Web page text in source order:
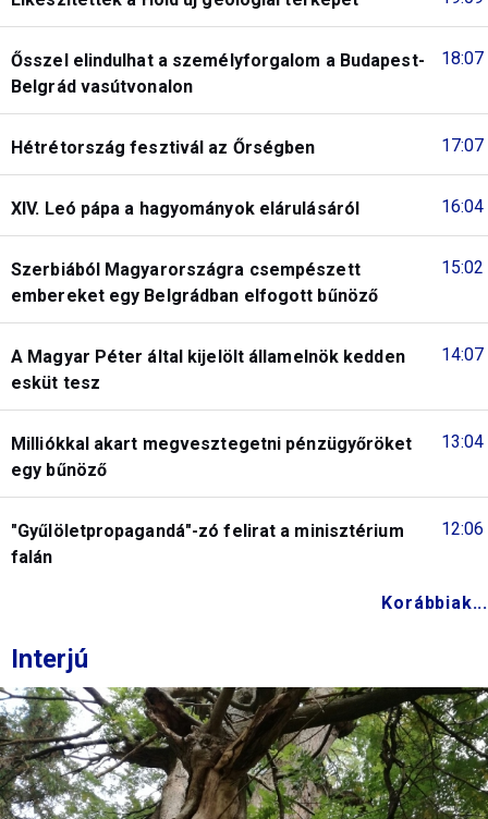
18:07
Ősszel elindulhat a személyforgalom a Budapest-
Belgrád vasútvonalon
17:07
Hétrétország fesztivál az Őrségben
16:04
XIV. Leó pápa a hagyományok elárulásáról
15:02
Szerbiából Magyarországra csempészett
embereket egy Belgrádban elfogott bűnöző
14:07
A Magyar Péter által kijelölt államelnök kedden
esküt tesz
13:04
Milliókkal akart megvesztegetni pénzügyőröket
egy bűnöző
12:06
"Gyűlöletpropagandá"-zó felirat a minisztérium
falán
Korábbiak...
Interjú